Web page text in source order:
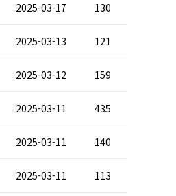
2025-03-17 130
2025-03-13 121
2025-03-12 159
2025-03-11 435
2025-03-11 140
2025-03-11 113